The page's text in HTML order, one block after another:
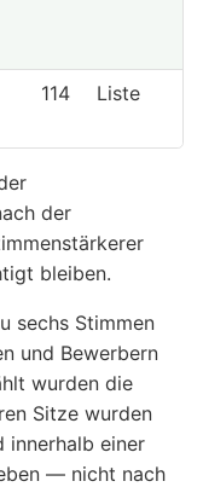
114 Liste
der
bleiben.
sechs Stimmen
und Bewerbern
wurden die
Sitze wurden
innerhalb einer
— nicht nach